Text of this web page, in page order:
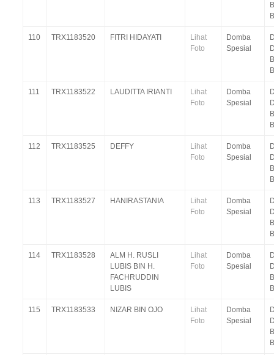
110 TRX1183520 FITRI HIDAYATI
Lihat
Foto
Domba
Spesial
111 TRX1183522 LAUDITTA IRIANTI
Lihat
Foto
Domba
Spesial
112 TRX1183525 DEFFY
Lihat
Foto
Domba
Spesial
113 TRX1183527 HANIRASTANIA
Lihat
Foto
Domba
Spesial
114 TRX1183528
ALM H. RUSLI
LUBIS BIN H.
FACHRUDDIN
LUBIS
Lihat
Foto
Domba
Spesial
115 TRX1183533 NIZAR BIN OJO
Lihat
Foto
Domba
Spesial